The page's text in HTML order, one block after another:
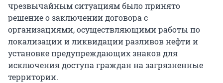
чрезвычайным ситуациям было принято
решение о заключении договора с
организациями, осуществляющими работы по
локализации и ликвидации разливов нефти и
установке предупреждающих знаков для
исключения доступа граждан на загрязненные
территории.